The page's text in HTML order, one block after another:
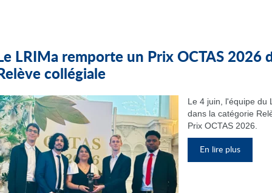
LRIMa remporte un Prix OCTAS 2026
collégiale
Le 4 juin, l'équipe du
dans la catégorie
Prix OCTAS 2026.
En lire plus